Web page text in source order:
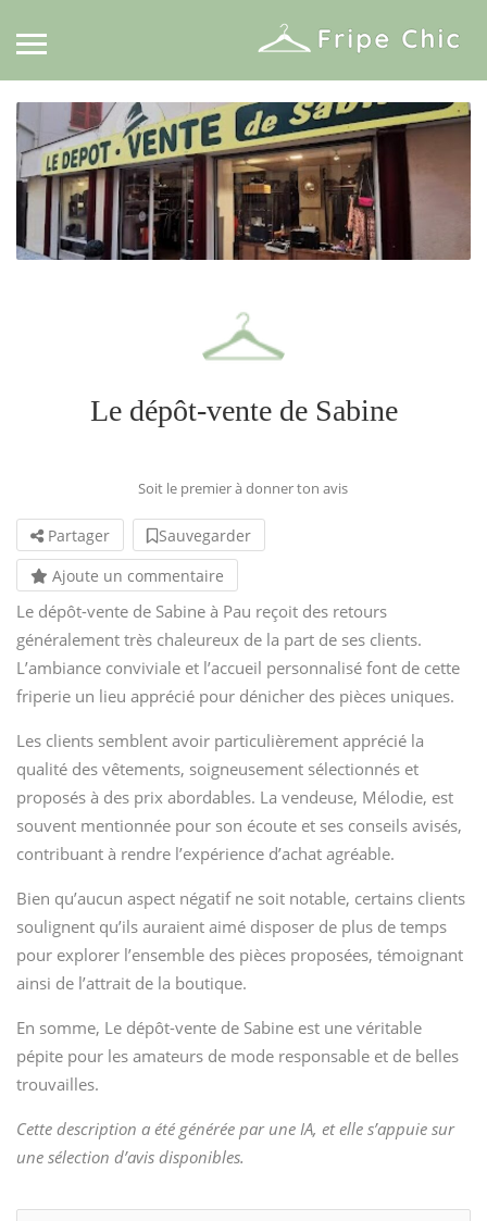
Le dépôt-vente de Sabine
Soit le premier à donner ton avis
Partager
Sauvegarder
Ajoute un commentaire
Le dépôt-vente de Sabine à Pau reçoit des retours
généralement très chaleureux de la part de ses clients.
L’ambiance conviviale et l’accueil personnalisé font de cette
friperie un lieu apprécié pour dénicher des pièces uniques.
Les clients semblent avoir particulièrement apprécié la
qualité des vêtements, soigneusement sélectionnés et
proposés à des prix abordables. La vendeuse, Mélodie, est
souvent mentionnée pour son écoute et ses conseils avisés,
contribuant à rendre l’expérience d’achat agréable.
Bien qu’aucun aspect négatif ne soit notable, certains clients
soulignent qu’ils auraient aimé disposer de plus de temps
pour explorer l’ensemble des pièces proposées, témoignant
ainsi de l’attrait de la boutique.
En somme, Le dépôt-vente de Sabine est une véritable
pépite pour les amateurs de mode responsable et de belles
trouvailles.
Cette description a été générée par une IA, et elle s’appuie sur
une sélection d’avis disponibles.